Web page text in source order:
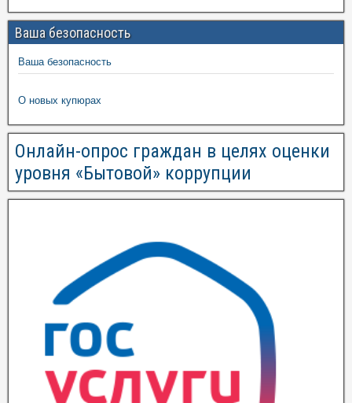
Ваша безопасность
Ваша безопасность
О новых купюрах
Онлайн-опрос граждан в целях оценки
уровня «Бытовой» коррупции